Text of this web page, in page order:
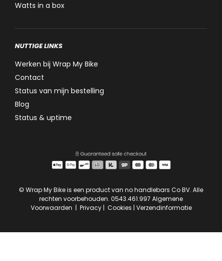
Watts in a box
NUTTIGE LINKS
Werken bij Wrap My Bike
Contact
Status van mijn bestelling
Blog
Status & uptime
© Wrap My Bike is een product van no handlebars Co BV. Alle
rechten voorbehouden. 0543.461.997 Algemene
Voorwaarden | Privacy| Cookies | Verzendinformatie